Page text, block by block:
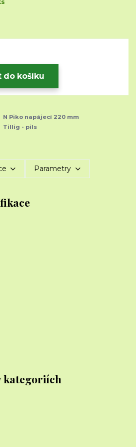
do košíku
N Piko napájecí 220 mm
Tillig - pils
Parametry
kategoriích